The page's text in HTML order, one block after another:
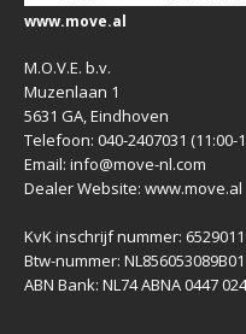
www.move.al
M.O.V.E. b.v.
Muzenlaan 1
5631 GA, Eindhoven
Telefoon: 040-2407031 (11:00-
Email: info@move-nl.com
Dealer Website: www.move.al
KvK inschrijf nummer:
Btw-nummer: NL856053089B01
ABN Bank: NL74 ABNA 0447